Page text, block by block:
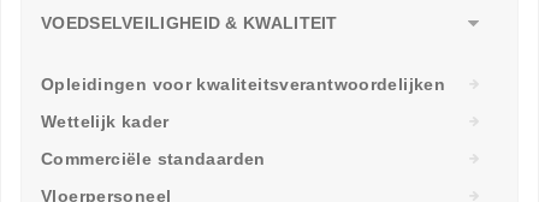
VOEDSELVEILIGHEID & KWALITEIT
Opleidingen voor kwaliteitsverantwoordelijken
Wettelijk kader
Commerciële standaarden
Vloerpersoneel